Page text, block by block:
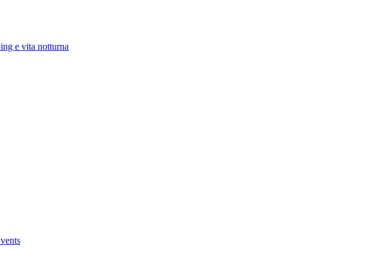
e vita notturna